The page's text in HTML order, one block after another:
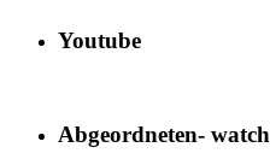
Youtube
Abgeordneten- watch